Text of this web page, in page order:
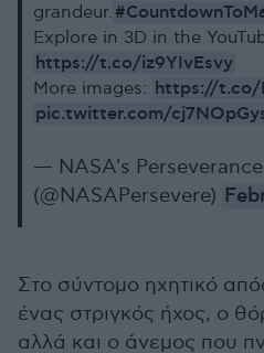
grandeur.
Explore in 3D in the
https://t.co/iz9YIvEsvy
More images: https://t.co/
pic.twitter.com/
— NASA's
(@NASAPersevere)
Στο σύντομο ηχητικό
ένας στριγκός ήχος, ο
αλλά και ο άνεμος που